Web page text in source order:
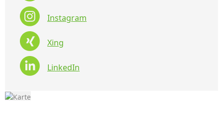
Instagram
Xing
LinkedIn